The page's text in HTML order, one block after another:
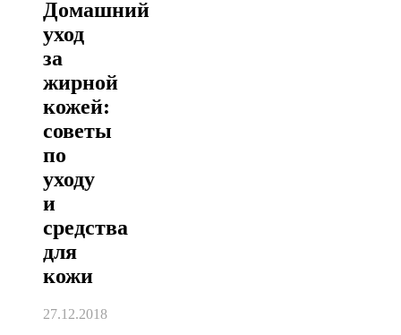
Домашний
уход
за
жирной
кожей:
советы
по
уходу
и
средства
для
кожи
27.12.2018